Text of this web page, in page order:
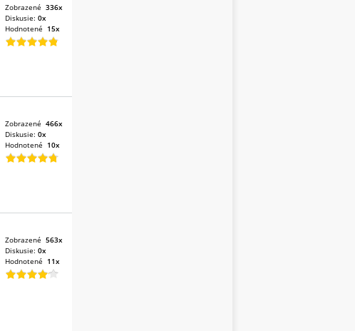
Zobrazené 336x
Diskusie: 0x
Hodnotené 15x
Zobrazené 466x
Diskusie: 0x
Hodnotené 10x
Zobrazené 563x
Diskusie: 0x
Hodnotené 11x